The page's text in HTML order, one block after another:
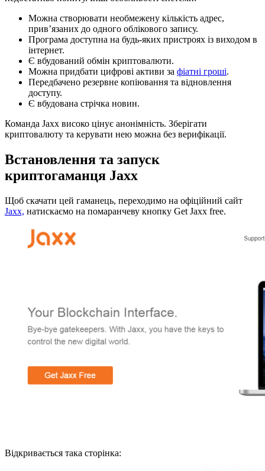
Можна створювати необмежену кількість адрес,
прив’язаних до одного облікового запису.
Програма доступна на будь-яких пристроях із виходом в
інтернет.
Є вбудований обмін криптовалюти.
Можна придбати цифрові активи за фіатні гроші.
Передбачено резервне копіювання та відновлення
доступу.
Є вбудована стрічка новин.
Команда Jaxx високо цінує анонімність. Зберігати
криптовалюту та керувати нею можна без верифікації.
Встановлення та запуск
криптогаманця Jaxx
Щоб скачати цей гаманець, переходимо на офіційний сайт
Jaxx, натискаємо на помаранчеву кнопку Get Jaxx free.
Відкривається така сторінка: